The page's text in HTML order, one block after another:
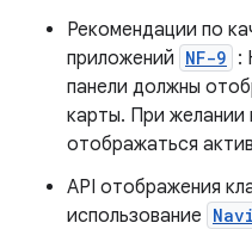
Рекомендации по
приложений NF-9 :
панели должны
карты. При желании
отображаться
API отображения
использование